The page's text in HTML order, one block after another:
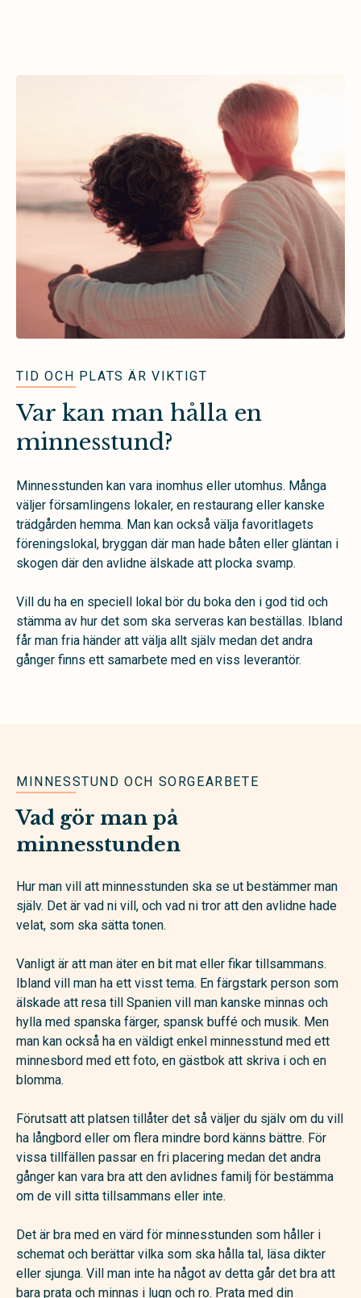
TID OCH PLATS ÄR VIKTIGT
Var kan man hålla en
minnesstund?
Minnesstunden kan vara inomhus eller utomhus. Många
väljer församlingens lokaler, en restaurang eller kanske
trädgården hemma. Man kan också välja favoritlagets
föreningslokal, bryggan där man hade båten eller gläntan i
skogen där den avlidne älskade att plocka svamp.
Vill du ha en speciell lokal bör du boka den i god tid och
stämma av hur det som ska serveras kan beställas. Ibland
får man fria händer att välja allt själv medan det andra
gånger finns ett samarbete med en viss leverantör.
MINNESSTUND OCH SORGEARBETE
Vad gör man på
minnesstunden
Hur man vill att minnesstunden ska se ut bestämmer man
själv. Det är vad ni vill, och vad ni tror att den avlidne hade
velat, som ska sätta tonen.
Vanligt är att man äter en bit mat eller fikar tillsammans.
Ibland vill man ha ett visst tema. En färgstark person som
älskade att resa till Spanien vill man kanske minnas och
hylla med spanska färger, spansk buffé och musik. Men
man kan också ha en väldigt enkel minnesstund med ett
minnesbord med ett foto, en gästbok att skriva i och en
blomma.
Förutsatt att platsen tillåter det så väljer du själv om du vill
ha långbord eller om flera mindre bord känns bättre. För
vissa tillfällen passar en fri placering medan det andra
gånger kan vara bra att den avlidnes familj för bestämma
om de vill sitta tillsammans eller inte.
Det är bra med en värd för minnesstunden som håller i
schemat och berättar vilka som ska hålla tal, läsa dikter
eller sjunga. Vill man inte ha något av detta går det bra att
bara prata och minnas i lugn och ro. Prata med din